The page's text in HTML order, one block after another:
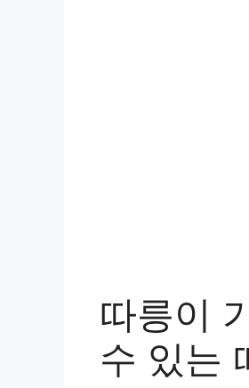
따릉이
수 있는